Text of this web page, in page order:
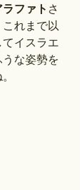
ラファト さ
れまで以
てイスラエ
な姿勢を